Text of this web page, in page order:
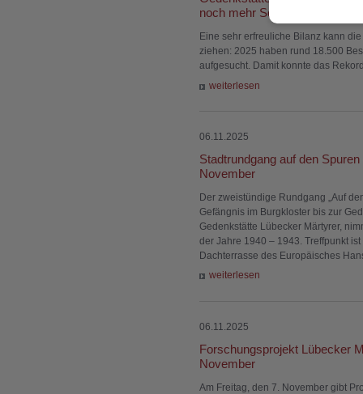
noch mehr Schulklassen
Eine sehr erfreuliche Bilanz kann
ziehen: 2025 haben rund 18.500
aufgesucht. Damit konnte das
weiterlesen
06.11.2025
Stadtrundgang auf den
November
Der zweistündige Rundgang „Auf
Gefängnis im Burgkloster bis zur
Gedenkstätte Lübecker Märtyrer,
der Jahre 1940 – 1943. Treffpunkt
Dachterrasse des Europäisches
weiterlesen
06.11.2025
Forschungsprojekt Lübecker
November
Am Freitag, den 7. November gibt